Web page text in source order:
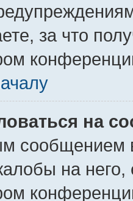
за что
на
сообщением
на